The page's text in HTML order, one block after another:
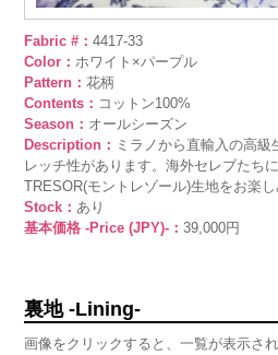
Fabric #：4417-33
Color：ホワイト×パープル
Pattern：花柄
Contents： コットン100%
Season： オールシーズン
Description： ミラノから直輸入の高級
レッチ性があります。海外セレブたち
TRESOR(モントレゾール)生地をお楽し
Stock：あり
基本価格 -Price (JPY)-：39,000円
裏地 -Lining-
画像をクリックすると、一覧が表示さ